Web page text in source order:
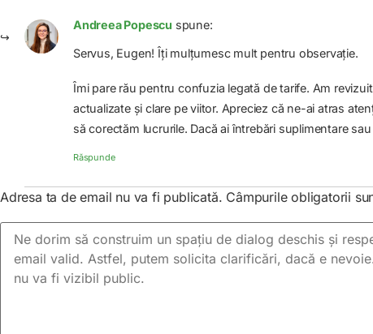
Andreea Popescu spune:
Servus, Eugen! Îți mulțumesc mult pentru observație.
Îmi pare rău pentru confuzia legată de tarife. Am
actualizate și clare pe viitor. Apreciez că ne-ai atras
să corectăm lucrurile. Dacă ai întrebări suplimentare
Răspunde
Adresa ta de email nu va fi publicată. Câmpurile obligatorii